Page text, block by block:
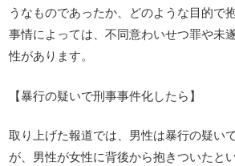
うなものであったか、どのような目的で
事情によっては、不同意わいせつ罪や未
性があります。
【暴行の疑いで刑事事件化したら】
取り上げた報道では、男性は暴行の疑い
が、男性が女性に背後から抱きついたと